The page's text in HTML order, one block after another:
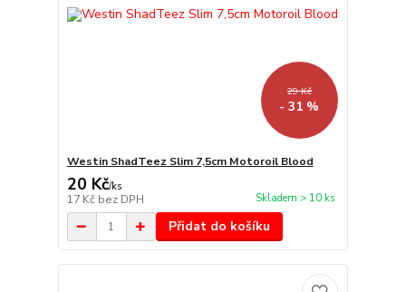
29 Kč
- 31 %
Westin ShadTeez Slim 7,5cm Motoroil Blood
20 Kč/ks
17 Kč bez DPH Skladem > 10 ks
Přidat do košíku